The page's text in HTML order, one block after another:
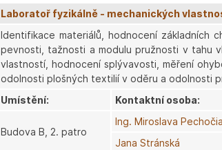
Laboratoř fyzikálně - mechanických
Identifikace materiálů, hodnocení základních
pevnosti, tažnosti a modulu pružnosti v tahu
vlastností, hodnocení splývavosti, měření
odolnosti plošných textilií v oděru a odolnosti
Umístění:
Kontaktní osoba:
Budova B, 2. patro
Ing. Miroslava
Jana Stránská